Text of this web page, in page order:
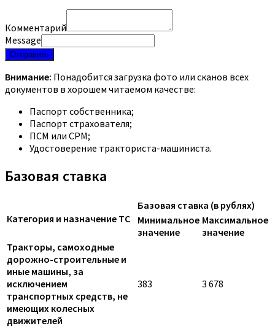
Комментарий
Message
Отправить
Внимание: Понадобится загрузка фото или сканов всех
документов в хорошем читаемом качестве:
Паспорт собственника;
Паспорт страхователя;
ПСМ или СРМ;
Удостоверение тракториста-машиниста.
Базовая ставка
Категория и назначение ТС
Базовая ставка (в рублях)
Минимальное
значение
Максимальное
значение
Тракторы, самоходные
дорожно-строительные и
иные машины, за
исключением
транспортных средств, не
имеющих колесных
движителей
383 3 678